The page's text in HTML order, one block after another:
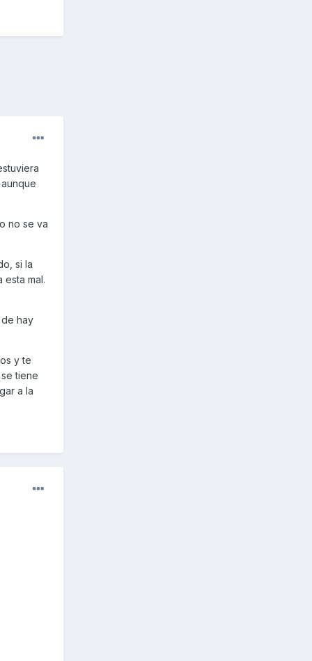
no se va
si la
mal.
hay
y te
tiene
a la